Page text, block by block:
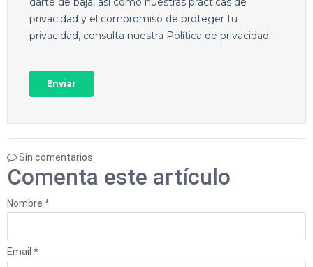
Sin comentarios
Comenta este artículo
Nombre *
Email *